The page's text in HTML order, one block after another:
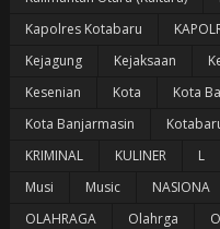
Kapolres Kotabaru
Kejagung
Kejaksaan
Kesenian
Kota Kota
Kota Banjarmasin
KRIMINAL
KULINER L
Musi
Music NASIONA
OLAHRAGA
Olahrga